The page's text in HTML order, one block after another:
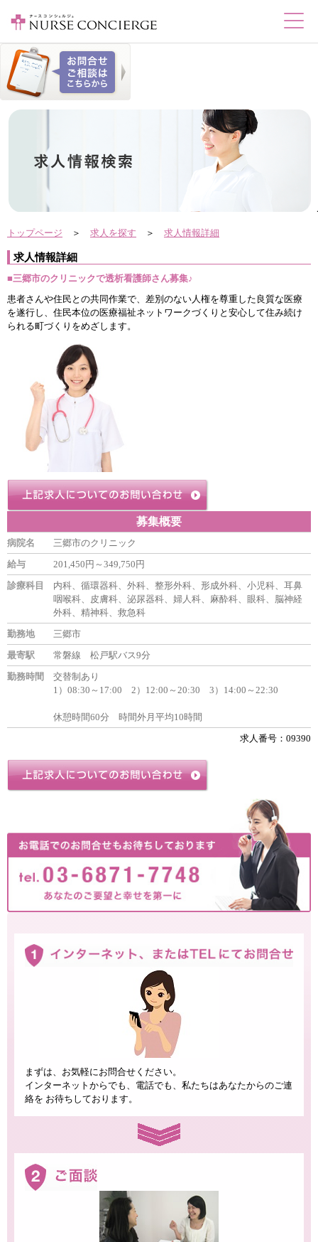
トップページ ＞ 求人を探す ＞ 求人情報詳細
求人情報詳細
■三郷市のクリニックで透析看護師さん募集♪
患者さんや住民との共同作業で、差別のない人権を尊重した良質な医療
を遂行し、住民本位の医療福祉ネットワークづくりと安心して住み続け
られる町づくりをめざします。
募集概要
病院名
三郷市のクリニック
給与
201,450円～349,750円
診療科目
内科、循環器科、外科、整形外科、形成外科、小児科、耳鼻
咽喉科、皮膚科、泌尿器科、婦人科、麻酔科、眼科、脳神経
外科、精神科、救急科
勤務地
三郷市
最寄駅
常磐線 松戸駅バス9分
勤務時間
交替制あり
1）08:30～17:00 2）12:00～20:30 3）14:00～22:30
休憩時間60分 時間外月平均10時間
求人番号：09390
まずは、お気軽にお問合せください。
インターネットからでも、電話でも、私たちはあなたからのご連
絡を お待ちしております。